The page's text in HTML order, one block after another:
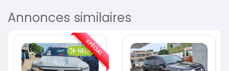
Annonces similaires
NEUFSPÉCIAL